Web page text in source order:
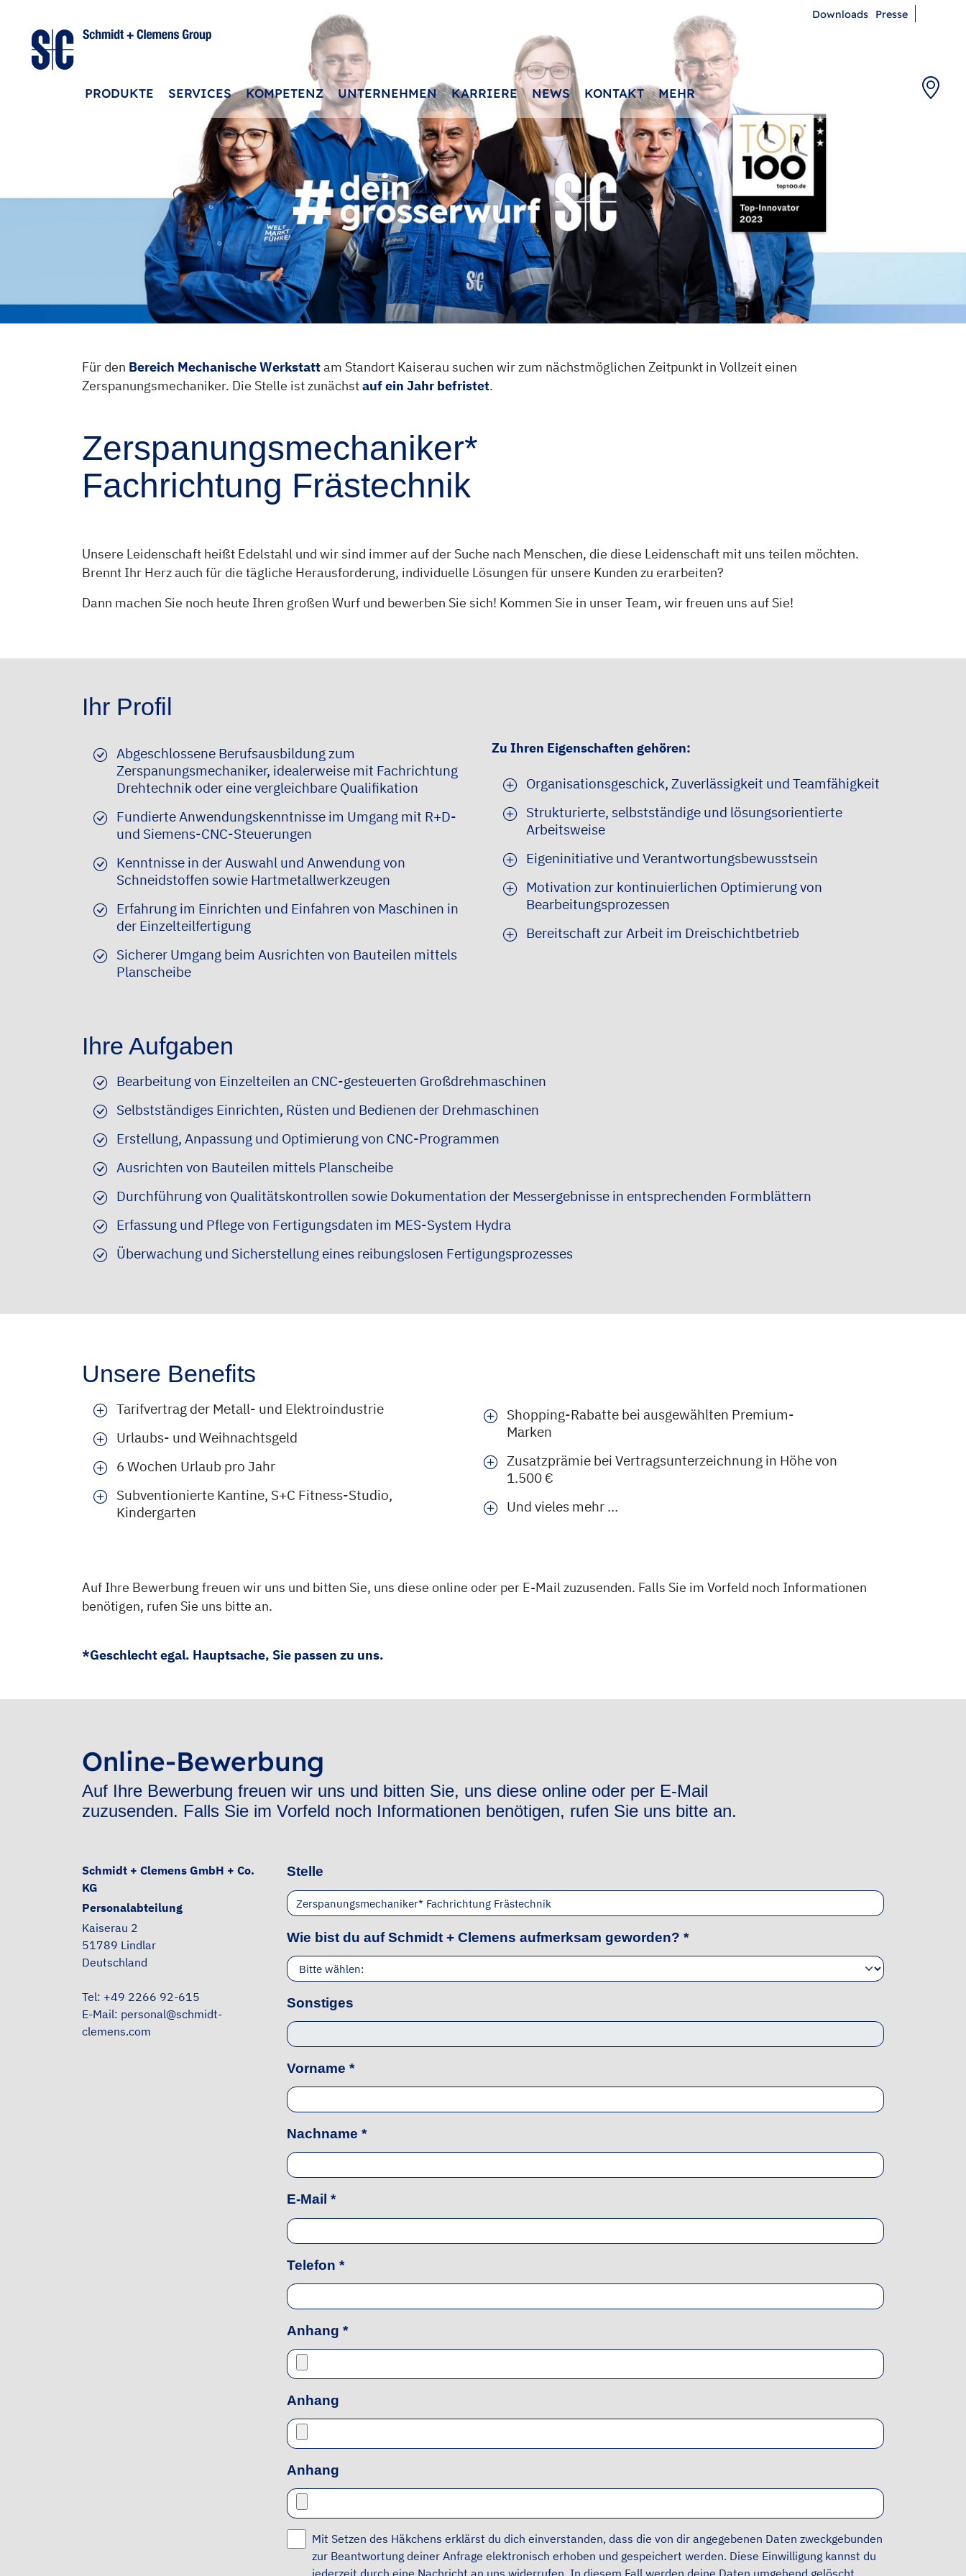
Downloads Presse
PRODUKTE SERVICES KOMPETENZ UNTERNEHMEN KARRIERE NEWS KONTAKT MEHR
Für den Bereich Mechanische Werkstattam Standort Kaiserau suchen wir zum nächstmöglichen Zeitpunkt in Vollzeit einen
Zerspanungsmechaniker. Die Stelle ist zunächstauf ein Jahr befristet.
Zerspanungsmechaniker*
Fachrichtung Frästechnik
Unsere Leidenschaft heißt Edelstahl und wir sind immer auf der Suche nach Menschen, die diese Leidenschaft mit uns teilen möchten.
Brennt Ihr Herz auch für die tägliche Herausforderung, individuelle Lösungen für unsere Kunden zu erarbeiten?
Dann machen Sie noch heute Ihren großen Wurf und bewerben Sie sich! Kommen Sie in unser Team, wir freuen uns auf Sie!
Ihr Profil
Abgeschlossene Berufsausbildung zum
Zerspanungsmechaniker, idealerweise mit Fachrichtung
Drehtechnik oder eine vergleichbare Qualifikation
Fundierte Anwendungskenntnisse im Umgang mit R+D-
und Siemens-CNC-Steuerungen
Kenntnisse in der Auswahl und Anwendung von
Schneidstoffen sowie Hartmetallwerkzeugen
Erfahrung im Einrichten und Einfahren von Maschinen in
der Einzelteilfertigung
Sicherer Umgang beim Ausrichten von Bauteilen mittels
Planscheibe
Zu Ihren Eigenschaften gehören:
Organisationsgeschick, Zuverlässigkeit und Teamfähigkeit
Strukturierte, selbstständige und lösungsorientierte
Arbeitsweise
Eigeninitiative und Verantwortungsbewusstsein
Motivation zur kontinuierlichen Optimierung von
Bearbeitungsprozessen
Bereitschaft zur Arbeit im Dreischichtbetrieb
Ihre Aufgaben
Bearbeitung von Einzelteilen an CNC-gesteuerten Großdrehmaschinen
Selbstständiges Einrichten, Rüsten und Bedienen der Drehmaschinen
Erstellung, Anpassung und Optimierung von CNC-Programmen
Ausrichten von Bauteilen mittels Planscheibe
Durchführung von Qualitätskontrollen sowie Dokumentation der Messergebnisse in entsprechenden Formblättern
Erfassung und Pflege von Fertigungsdaten im MES-System Hydra
Überwachung und Sicherstellung eines reibungslosen Fertigungsprozesses
Unsere Benefits
Tarifvertrag der Metall- und Elektroindustrie
Urlaubs- und Weihnachtsgeld
6 Wochen Urlaub pro Jahr
Subventionierte Kantine, S+C Fitness-Studio,
Kindergarten
Shopping-Rabatte bei ausgewählten Premium-
Marken
Zusatzprämie bei Vertragsunterzeichnung in Höhe von
1.500 €
Und vieles mehr …
Auf Ihre Bewerbung freuen wir uns und bitten Sie, uns diese online oder per E-Mail zuzusenden. Falls Sie im Vorfeld noch Informationen
benötigen, rufen Sie uns bitte an.
*Geschlecht egal. Hauptsache, Sie passen zu uns.
Online-Bewerbung
Auf Ihre Bewerbung freuen wir uns und bitten Sie, uns diese online oder per E-Mail
zuzusenden. Falls Sie im Vorfeld noch Informationen benötigen, rufen Sie uns bitte an.
Schmidt + Clemens GmbH + Co.
KG
Personalabteilung
Kaiserau 2
51789 Lindlar
Deutschland
Tel: +49 2266 92-615
E-Mail: personal@schmidt-
clemens.com
Stelle
Zerspanungsmechaniker* Fachrichtung Frästechnik
Wie bist du auf Schmidt + Clemens aufmerksam geworden? *
Sonstiges
Vorname *
Nachname *
E-Mail *
Telefon *
Anhang *
Anhang
Anhang
Mit Setzen des Häkchens erklärst du dich einverstanden, dass die von dir angegebenen Daten zweckgebunden
zur Beantwortung deiner Anfrage elektronisch erhoben und gespeichert werden. Diese Einwilligung kannst du